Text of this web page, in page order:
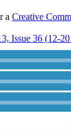
a Creative
Issue 36 (12-